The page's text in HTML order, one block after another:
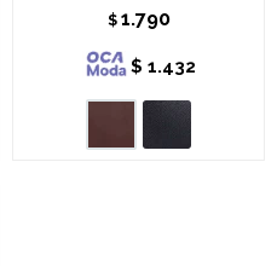
$ 1.790
$ 1.432